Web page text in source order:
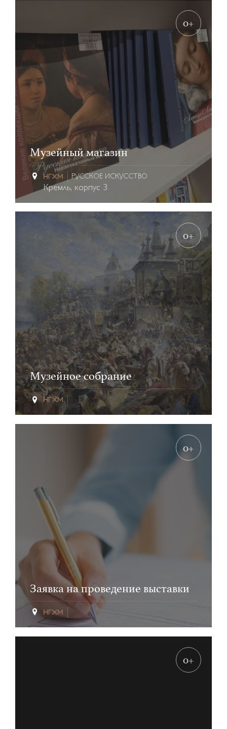
0+
Музейный магазин
РУССКОЕ ИСКУССТВО
Кремль, корпус 3
0+
Музейное собрание
0+
Заявка на проведение выставки
0+